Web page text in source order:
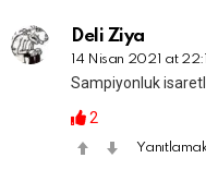
Deli Ziya
14 Nisan 2021 at
Sampiyonluk
2